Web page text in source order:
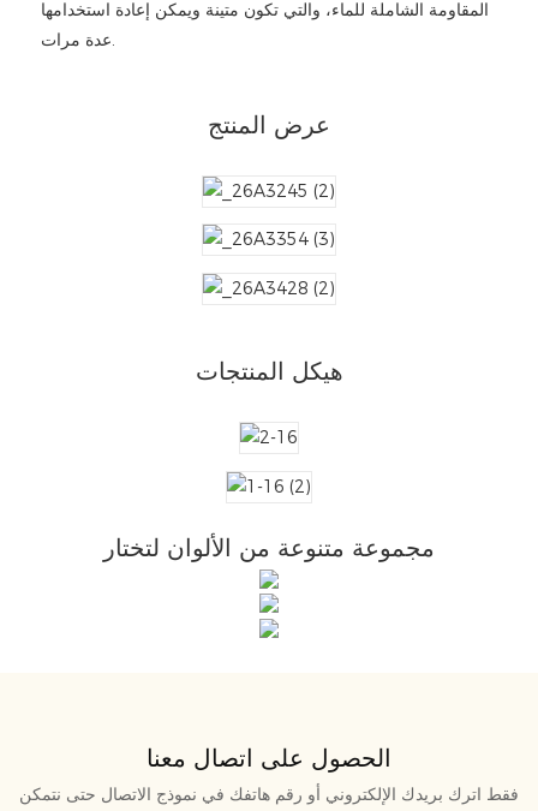
المقاومة الشاملة للماء، والتي تكون متينة ويمكن إعادة استخدامها
عدة مرات.
عرض المنتج
هيكل المنتجات
مجموعة متنوعة من الألوان لتختار
الحصول على اتصال معنا
فقط اترك بريدك الإلكتروني أو رقم هاتفك في نموذج الاتصال حتى نتمكن